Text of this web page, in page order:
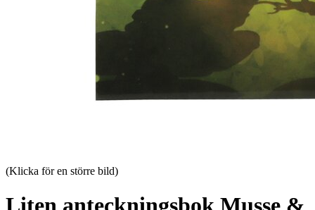
(Klicka för en större bild)